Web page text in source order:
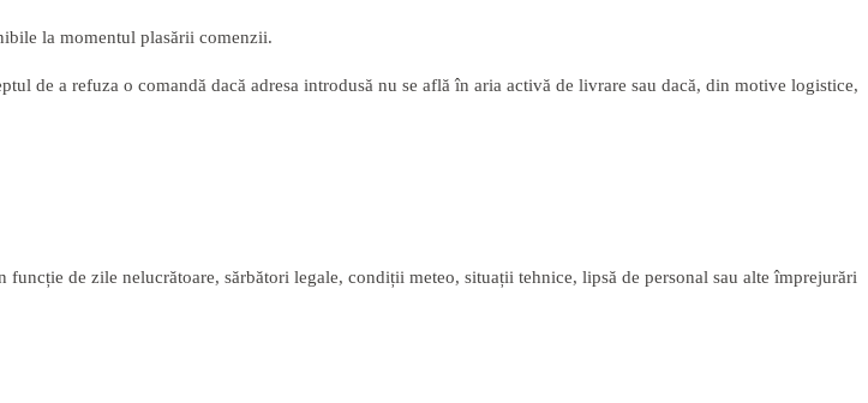
la momentul plasării comenzii.
de a refuza o comandă dacă adresa introdusă nu se află în aria activă de livrare sau dacă, din motive logistice,
de zile nelucrătoare, sărbători legale, condiții meteo, situații tehnice, lipsă de personal sau alte împrejurări